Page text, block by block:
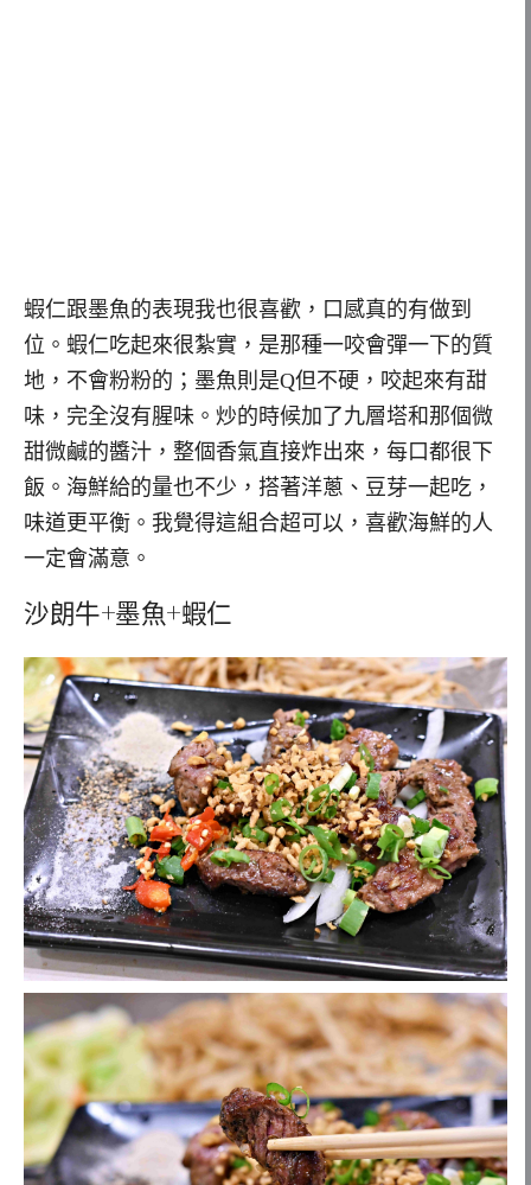
蝦仁跟墨魚的表現我也很喜歡，口感真的有做到
位。蝦仁吃起來很紮實，是那種一咬會彈一下的質
地，不會粉粉的；墨魚則是Q但不硬，咬起來有甜
味，完全沒有腥味。炒的時候加了九層塔和那個微
甜微鹹的醬汁，整個香氣直接炸出來，每口都很下
飯。海鮮給的量也不少，搭著洋蔥、豆芽一起吃，
味道更平衡。我覺得這組合超可以，喜歡海鮮的人
一定會滿意。
沙朗牛+墨魚+蝦仁